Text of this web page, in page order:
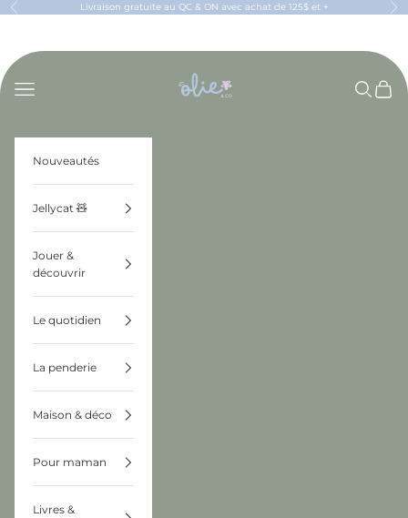
Passer au contenu
Précédent Livraison gratuite au QC & ON avec achat de 125$ et +
Menu
Panier
Nouveautés
Jellycat 🧸
Jouer &
découvrir
Le quotidien
La penderie
Maison & déco
Pour maman
Livres &